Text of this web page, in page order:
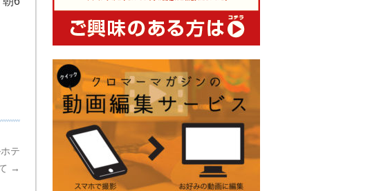
テ
→